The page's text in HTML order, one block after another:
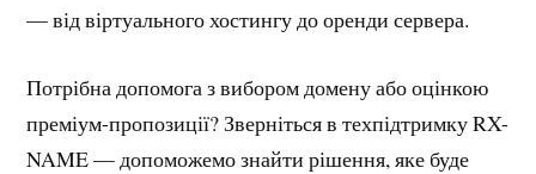
— від віртуального хостингу до оренди сервера.
Потрібна допомога з вибором домену або оцінкою
преміум-пропозиції? Зверніться в техпідтримку RX-
NAME — допоможемо знайти рішення, яке буде